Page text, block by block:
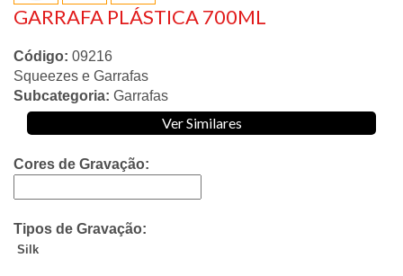
GARRAFA PLÁSTICA 700ML
Código: 09216
Squeezes e Garrafas
Subcategoria: Garrafas
Ver Similares
Cores de Gravação:
Tipos de Gravação:
Silk